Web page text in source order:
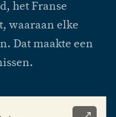
het Franse
waaraan elke
Dat maakte een